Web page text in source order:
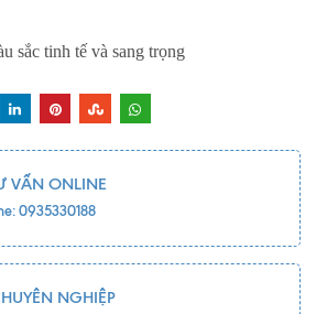
sắc tinh tế và sang trọng
VẤN ONLINE
0935330188
NGHIỆP